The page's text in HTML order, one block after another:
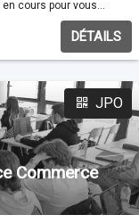
DÉTAILS
JPO
Commerce